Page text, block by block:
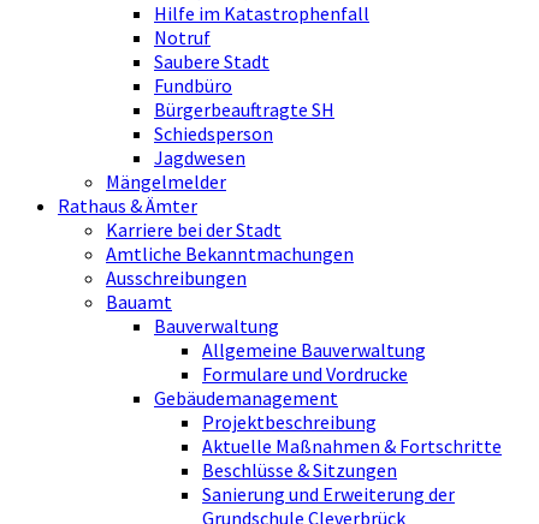
Hilfe im Katastrophenfall
Notruf
Saubere Stadt
Fundbüro
Bürgerbeauftragte SH
Schiedsperson
Jagdwesen
Mängelmelder
Rathaus & Ämter
Karriere bei der Stadt
Amtliche Bekanntmachungen
Ausschreibungen
Bauamt
Bauverwaltung
Allgemeine Bauverwaltung
Formulare und Vordrucke
Gebäudemanagement
Projektbeschreibung
Aktuelle Maßnahmen & Fortschritte
Beschlüsse & Sitzungen
Sanierung und Erweiterung der
Grundschule Cleverbrück